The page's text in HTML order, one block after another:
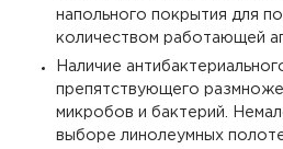
напольного покрытия для
количеством работающей
Наличие
препятствующего
микробов и бактерий.
выборе линолеумных